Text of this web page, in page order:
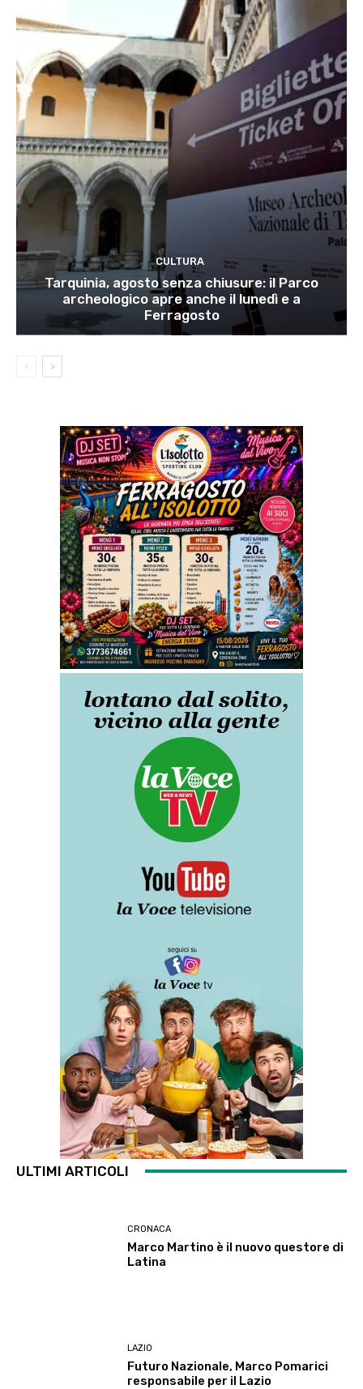
CULTURA
Tarquinia, agosto senza chiusure: il Parco
archeologico apre anche il lunedì e a
Ferragosto
ULTIMI ARTICOLI
CRONACA
Marco Martino è il nuovo questore di
Latina
LAZIO
Futuro Nazionale, Marco Pomarici
responsabile per il Lazio